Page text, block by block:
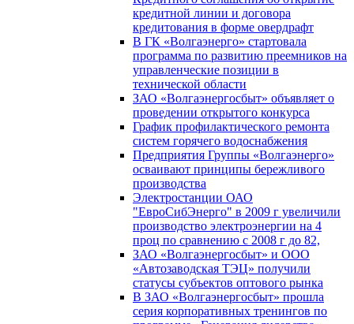
кредитной линии и договора
кредитования в форме овердрафт
В ГК «Волгаэнерго» стартовала
программа по развитию преемников на
управленческие позиции в
технической области
ЗАО «Волгаэнергосбыт» объявляет о
проведении открытого конкурса
График профилактического ремонта
систем горячего водоснабжения
Предприятия Группы «Волгаэнерго»
осваивают принципы бережливого
производства
Электростанции ОАО
"ЕвроСибЭнерго" в 2009 г увеличили
производство электроэнергии на 4
проц по сравнению с 2008 г до 82,
ЗАО «Волгаэнергосбыт» и ООО
«Автозаводская ТЭЦ» получили
статусы субъектов оптового рынка
В ЗАО «Волгаэнергосбыт» прошла
серия корпоративных тренингов по